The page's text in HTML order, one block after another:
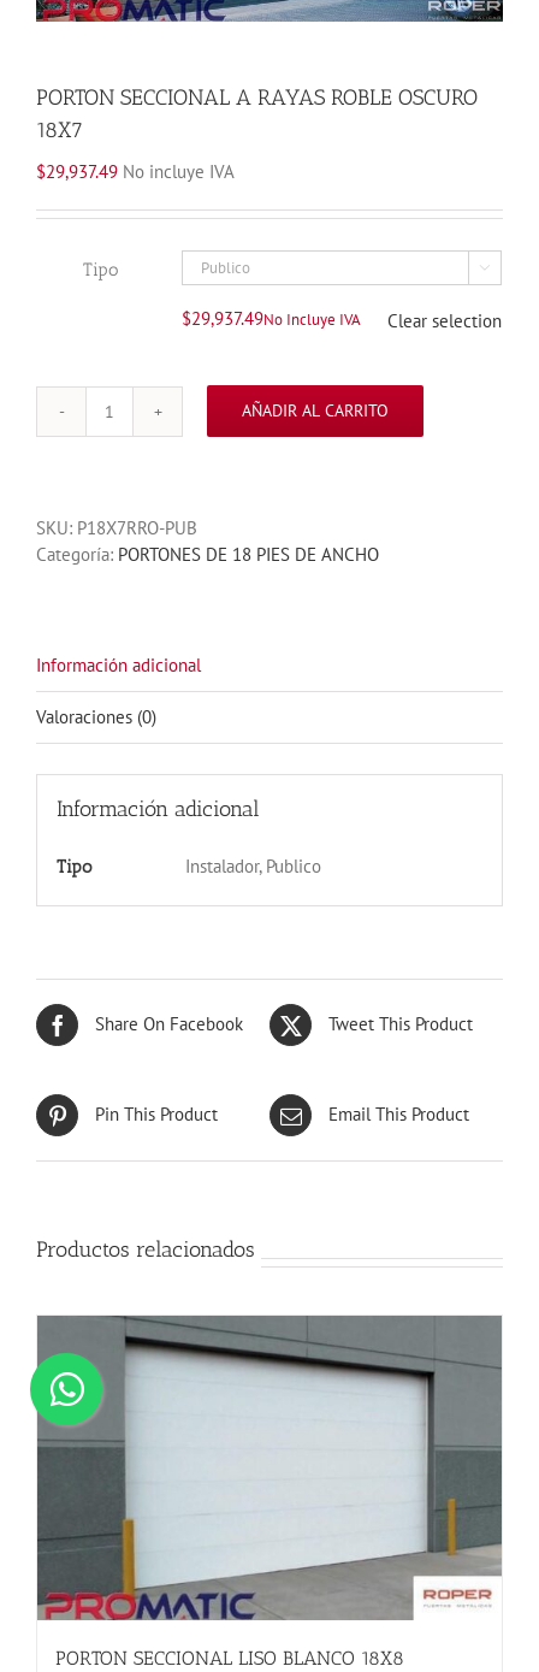
PORTON SECCIONAL A RAYAS ROBLE OSCURO
18X7
$29,937.49 No incluye IVA
Tipo 
$29,937.49No Incluye IVA Clear selection
PORTON
ROBLE
OSCURO
AÑADIR AL CARRITO
SKU: P18X7RRO-PUB
Categoría: PORTONES DE 18 PIES DE ANCHO
Información adicional
Valoraciones (0)
Información adicional
Tipo Instalador, Publico
Share On Facebook Tweet This Product
Pin This Product Email This Product
Productos relacionados
PORTON SECCIONAL LISO BLANCO 18X8